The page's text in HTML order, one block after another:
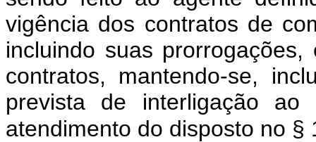
vigência dos contratos de
incluindo suas
contratos, mantendo-se,
prevista de interligação
atendimento do disposto no §